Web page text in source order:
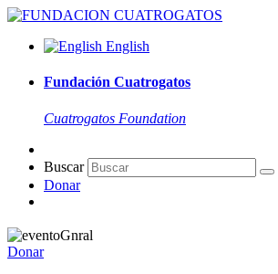
English
Fundación Cuatrogatos
Cuatrogatos Foundation
Buscar
Donar
Donar